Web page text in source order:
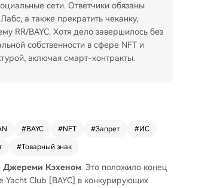
сети. Ответчики обязаны
а также прекратить чеканку,
RR/BAYC. Хотя дело завершилось без
собственности в сфере NFT и
включая смарт-контракты.
#BAYC #NFT #Запрет #ИС
#Товарный знак
Джереми Кэхеном. Это положило конец
Yacht Club [BAYC] в конкурирующих